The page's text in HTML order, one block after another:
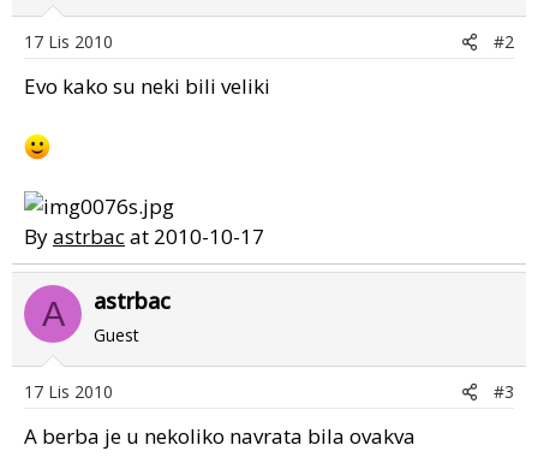
17 Lis 2010 #2
Evo kako su neki bili veliki
Byastrbacat 2010-10-17
A astrbac
Guest
17 Lis 2010 #3
A berba je u nekoliko navrata bila ovakva